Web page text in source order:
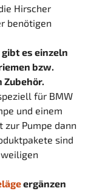
Hirscher
benötigen
gibt es einzeln
bzw.
Zubehör.
für BMW
und einem
Pumpe dann
sind
ergänzen